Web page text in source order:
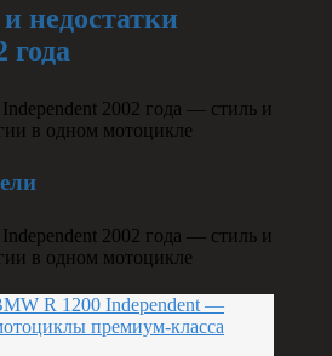
недостатки
года
R 1200 Independent —
премиум-класса